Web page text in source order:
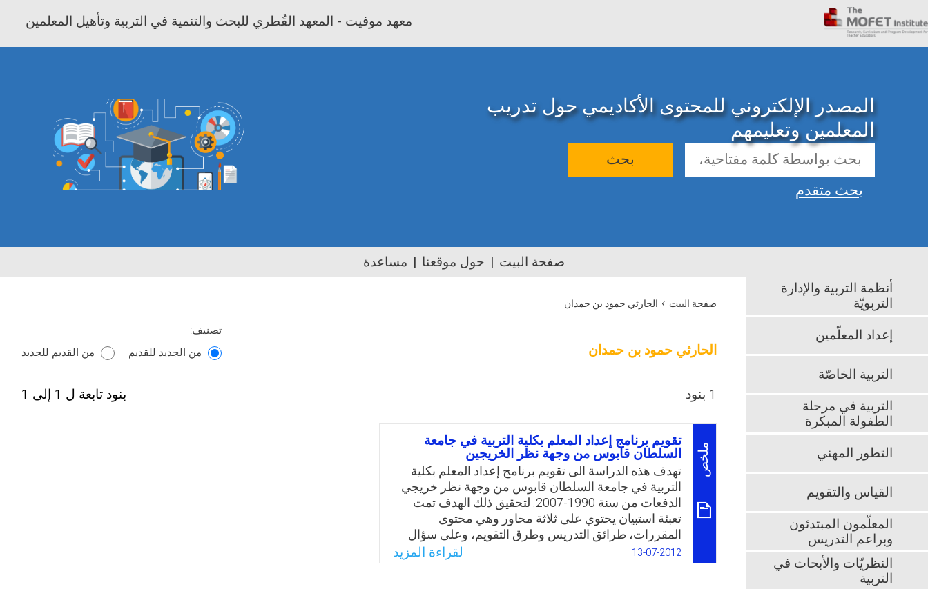
معهد موفيت - المعهد القُطري للبحث والتنمية في التربية وتأهيل المعلمين
المصدر الإلكتروني للمحتوى الأكاديمي حول تدريب
المعلمين وتعليمهم
بحث
بحث متقدم
صفحة البيت حول موقعنا مساعدة
صفحة البيت › الحارثي حمود بن حمدان
الحارثي حمود بن حمدان
تصنيف:
من الجديد للقديم
من القديم للجديد
1 بنود بنود تابعة ل 1 إلى 1
ملخص
تقويم برنامج إعداد المعلم بكلية التربية في جامعة
السلطان قابوس من وجهة نظر الخريجين
تهدف هذه الدراسة الى تقويم برنامج إعداد المعلم بكلية
التربية في جامعة السلطان قابوس من وجهة نظر خريجي
الدفعات من سنة 1990-2007. لتحقيق ذلك الهدف تمت
تعبئة استبيان يحتوي على ثلاثة محاور وهي محتوى
المقررات، طرائق التدريس وطرق التقويم، وعلى سؤال
مفتوح. دلت النتائج على وجود اختلاف بين المحاور الرئيسة
وبين المركبات الداخلية لكل منها. وبينت نتائج السؤال
13-07-2012 لقراءة المزيد
أنظمة التربية والإدارة
التربويّة
إعداد المعلّمين
التربية الخاصّة
التربية في مرحلة
الطفولة المبكرة
التطور المهني
القياس والتقويم
المعلّمون المبتدئون
وبراعم التدريس
النظريّات والأبحاث في
التربية